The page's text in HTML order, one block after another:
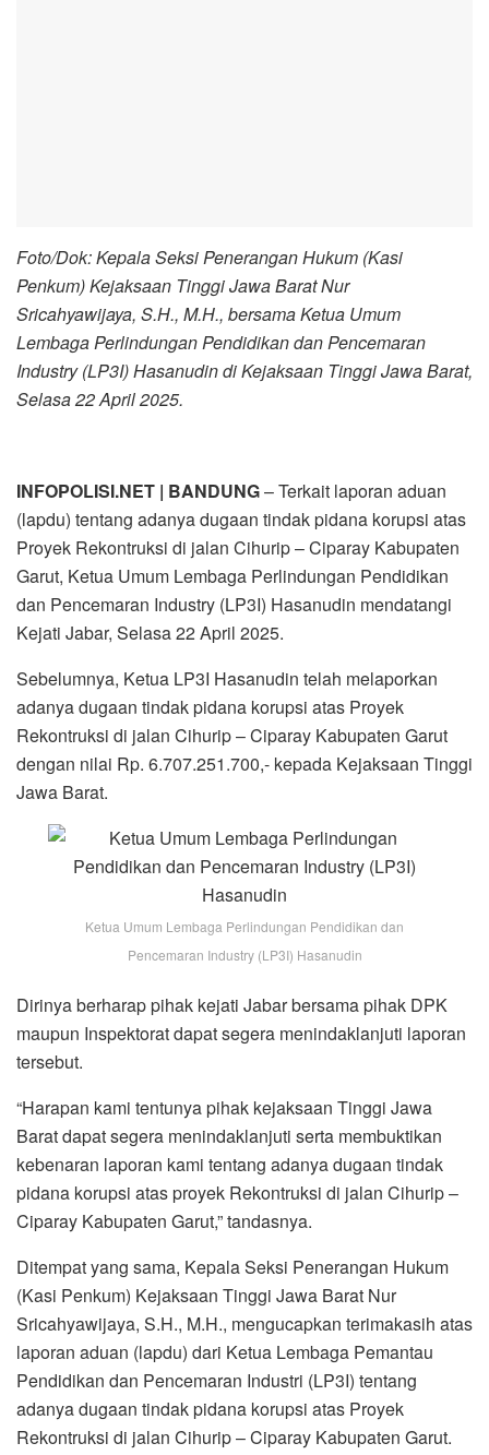
Foto/Dok: Kepala Seksi Penerangan Hukum (Kasi
Penkum) Kejaksaan Tinggi Jawa Barat Nur
Sricahyawijaya, S.H., M.H., bersama Ketua Umum
Lembaga Perlindungan Pendidikan dan Pencemaran
Industry (LP3I) Hasanudin di Kejaksaan Tinggi Jawa Barat,
Selasa 22 April 2025.
INFOPOLISI.NET | BANDUNG– Terkait laporan aduan
(lapdu) tentang adanya dugaan tindak pidana korupsi atas
Proyek Rekontruksi di jalan Cihurip – Ciparay Kabupaten
Garut, Ketua Umum Lembaga Perlindungan Pendidikan
dan Pencemaran Industry (LP3I) Hasanudin mendatangi
Kejati Jabar, Selasa 22 April 2025.
Sebelumnya, Ketua LP3I Hasanudin telah melaporkan
adanya dugaan tindak pidana korupsi atas Proyek
Rekontruksi di jalan Cihurip – Ciparay Kabupaten Garut
dengan nilai Rp. 6.707.251.700,- kepada Kejaksaan Tinggi
Jawa Barat.
Ketua Umum Lembaga Perlindungan Pendidikan dan
Pencemaran Industry (LP3I) Hasanudin
Dirinya berharap pihak kejati Jabar bersama pihak DPK
maupun Inspektorat dapat segera menindaklanjuti laporan
tersebut.
“Harapan kami tentunya pihak kejaksaan Tinggi Jawa
Barat dapat segera menindaklanjuti serta membuktikan
kebenaran laporan kami tentang adanya dugaan tindak
pidana korupsi atas proyek Rekontruksi di jalan Cihurip –
Ciparay Kabupaten Garut,” tandasnya.
Ditempat yang sama, Kepala Seksi Penerangan Hukum
(Kasi Penkum) Kejaksaan Tinggi Jawa Barat Nur
Sricahyawijaya, S.H., M.H., mengucapkan terimakasih atas
laporan aduan (lapdu) dari Ketua Lembaga Pemantau
Pendidikan dan Pencemaran Industri (LP3I) tentang
adanya dugaan tindak pidana korupsi atas Proyek
Rekontruksi di jalan Cihurip – Ciparay Kabupaten Garut.